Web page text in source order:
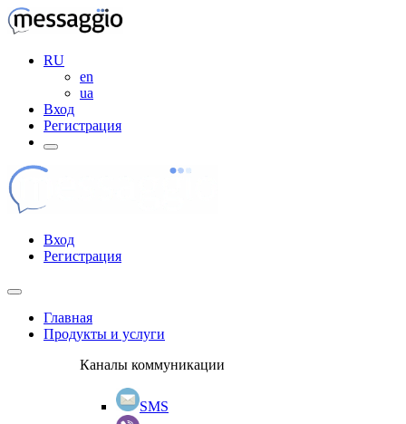
RU
en
ua
Вход
Регистрация
Вход
Регистрация
Главная
Продукты и услуги
Каналы коммуникации
SMS